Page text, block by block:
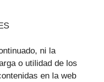
ni la
o utilidad de los
en la web